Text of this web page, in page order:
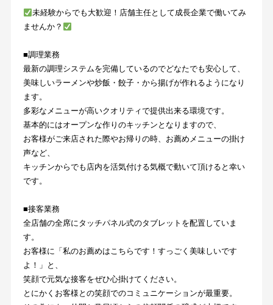
未経験からでも大歓迎！店舗主任として成長企業で働いてみ
ませんか？
■調理業務
最新の調理システムを完備しているのでどなたでも安心して、
美味しいラーメンや炒飯・餃子・から揚げが作れるようになり
ます。
多彩なメニューが高いクオリティで提供出来る環境です。
基本的にはオープンな作りのキッチンとなりますので、
お客様がご来店された際やお帰りの時、お薦めメニューの掛け
声など、
キッチンからでも店内を活気付ける気概で動いて頂けると幸い
です。
■接客業務
全店舗の全席にタッチパネル式のタブレットを配置していま
す。
お客様に「私のお薦めはこちらです！すっごく美味しいです
よ！」と、
笑顔で元気な接客をぜひ心掛けてください。
とにかくお客様との笑顔でのコミュニケーションが最重要。